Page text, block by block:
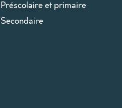
Préscolaire et primaire
Secondaire